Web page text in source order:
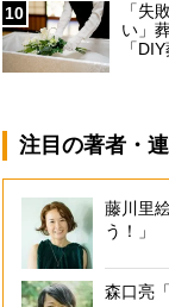
10
「失
い」
「
注目の著者・
藤川里
う！」
森口亮